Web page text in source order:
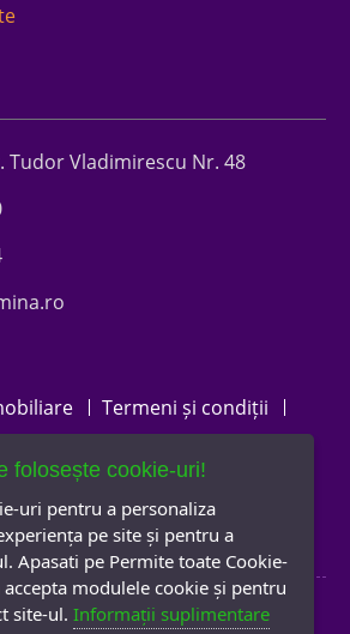
Tudor Vladimirescu Nr. 48
Termeni și condiții
Newsletter
folosește cookie-uri!
uri pentru a personaliza
pe site și pentru a
Apasati pe Permite toate Cookie-
modulele cookie și pentru
site-ul. Informații suplimentare